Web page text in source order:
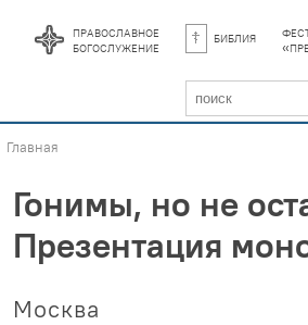
православное
богослужение библия
Главная
Гонимы, но не
Презентация
Москва